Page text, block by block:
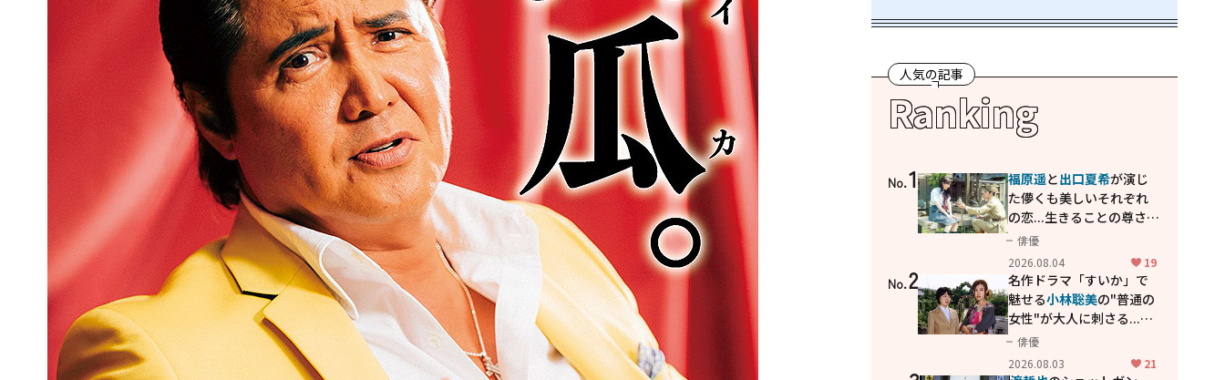
人気の記事
Ranking
No.1 福原遥と出口夏希が演じ
た儚くも美しいそれぞれ
の恋...生きることの尊さを
教えてくれた映画「あの
花が咲く丘で、君とまた出
会えたら。」
俳優
2026.08.04
19
No.2
名作ドラマ「すいか」で
魅せる小林聡美の"普通の
女性"が大人に刺さる...映
画「かもめ食堂」にも通
じる静かな芝居
俳優
2026.08.03
21